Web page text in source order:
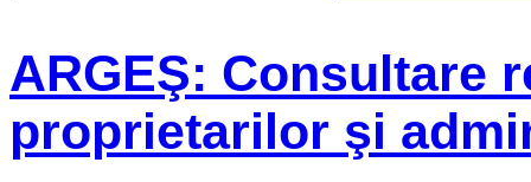
ARGEŞ: Consultare
proprietarilor şi